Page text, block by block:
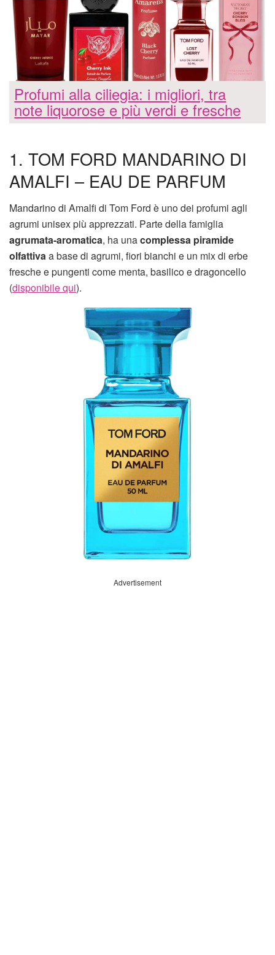
Profumi alla ciliegia: i migliori, tra
note liquorose e più verdi e fresche
1. TOM FORD MANDARINO DI
AMALFI – EAU DE PARFUM
Mandarino di Amalfi di Tom Ford è uno dei profumi agli
agrumi unisex più apprezzati. Parte della famiglia
agrumata-aromatica, ha unacomplessa piramide
olfattivaa base di agrumi, fiori bianchi e un mix di erbe
fresche e pungenti come menta, basilico e dragoncello
(disponibile qui).
Advertisement